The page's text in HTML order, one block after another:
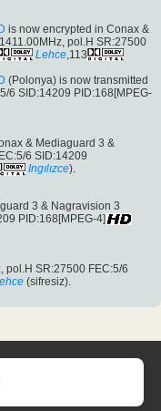
is now encrypted in Conax &
pol.H SR:27500
Lehce ,113
(Polonya) is now transmitted
6 SID:14209 PID:168[MPEG-
& Mediaguard 3 &
6 SID:14209
Ingılızce).
3 & Nagravision 3
PID:168[MPEG-4]
pol.H SR:27500 FEC:5/6
(sifresiz).